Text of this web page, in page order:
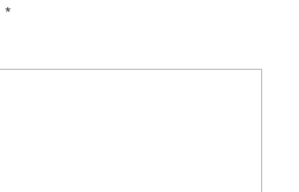
*